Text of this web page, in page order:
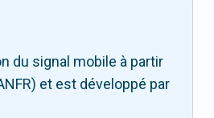
du signal mobile à partir
et est développé par